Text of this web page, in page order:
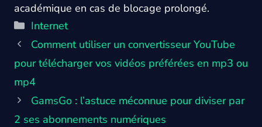
académique en cas de blocage prolongé.
Catégories
Internet
Comment utiliser un convertisseur YouTube
pour télécharger vos vidéos préférées en mp3 ou
mp4
GamsGo : l’astuce méconnue pour diviser par
2 ses abonnements numériques